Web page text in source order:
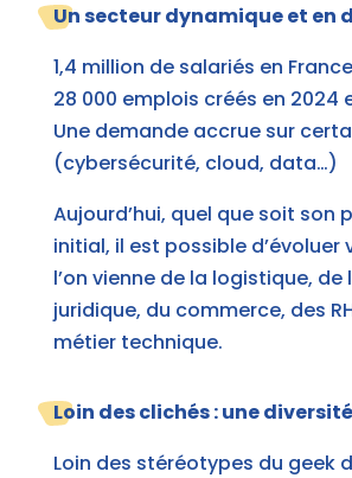
Un secteur dynamique et en
1,4 million de salariés en France
28 000 emplois créés en 2024
Une demande accrue sur
(cybersécurité, cloud, data…)
Aujourd’hui, quel que soit son
initial, il est possible d’évoluer
l’on vienne de la logistique, de
juridique, du commerce, des
métier technique.
Loin des clichés : une
Loin des stéréotypes du geek